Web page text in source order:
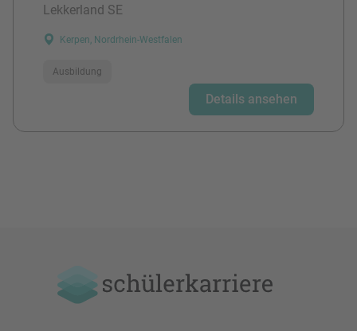
Lekkerland SE
Kerpen, Nordrhein-Westfalen
Ausbildung
Details ansehen